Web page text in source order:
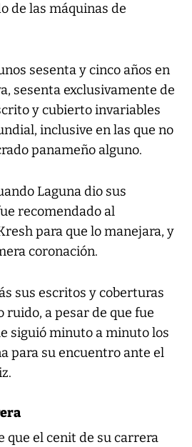
de las máquinas de
sesenta y cinco años en
sesenta exclusivamente de
y cubierto invariables
inclusive en las que no
panameño alguno.
Laguna dio sus
recomendado al
para que lo manejara, y
coronación.
sus escritos y coberturas
ruido, a pesar de que fue
siguió minuto a minuto los
para su encuentro ante el
que el cenit de su carrera